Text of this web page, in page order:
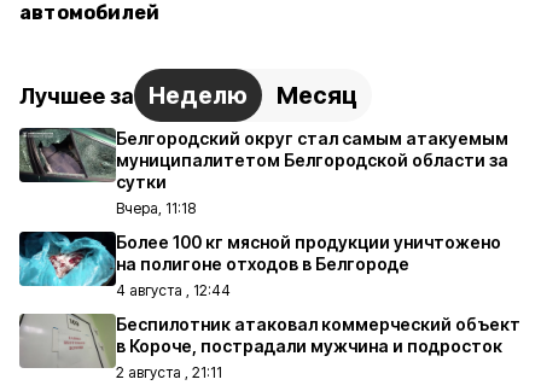
автомобилей
Лучшее за Неделю Месяц
Белгородский округ стал самым атакуемым
муниципалитетом Белгородской области за
сутки
Вчера, 11:18
Более 100 кг мясной продукции уничтожено
на полигоне отходов в Белгороде
4 августа , 12:44
Беспилотник атаковал коммерческий объект
в Короче, пострадали мужчина и подросток
2 августа , 21:11